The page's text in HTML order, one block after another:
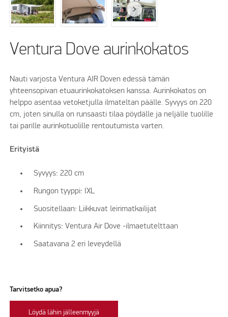
Ventura Dove aurinkokatos
Nauti varjosta Ventura AIR Doven edessä tämän
yhteensopivan etuaurinkokatoksen kanssa. Aurinkokatos on
helppo asentaa vetoketjulla ilmateltan päälle. Syvyys on 220
cm, joten sinulla on runsaasti tilaa pöydälle ja neljälle tuolille
tai parille aurinkotuolille rentoutumista varten.
Erityistä
Syvyys: 220 cm
Rungon tyyppi: IXL
Suositellaan: Liikkuvat leirimatkailijat
Kiinnitys: Ventura Air Dove -ilmaetutelttaan
Saatavana 2 eri leveydellä
Tarvitsetko apua?
Löydä lähin jälleenmyyjä